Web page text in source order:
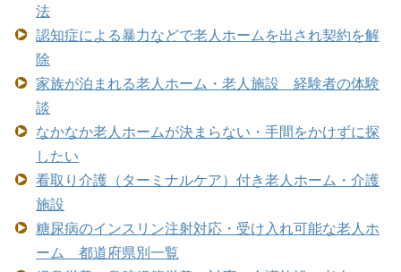
法
認知症による暴力などで老人ホームを出され契約を解
除
家族が泊まれる老人ホーム・老人施設 経験者の体験
談
なかなか老人ホームが決まらない・手間をかけずに探
したい
看取り介護（ターミナルケア）付き老人ホーム・介護
施設
糖尿病のインスリン注射対応・受け入れ可能な老人ホ
ーム 都道府県別一覧